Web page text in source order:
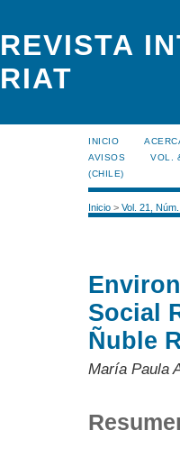
REVISTA
RIAT
INICIO
AVISOS
VOL.
(CHILE)
Inicio > Vol. 21,
Social
Ñuble
María Paula